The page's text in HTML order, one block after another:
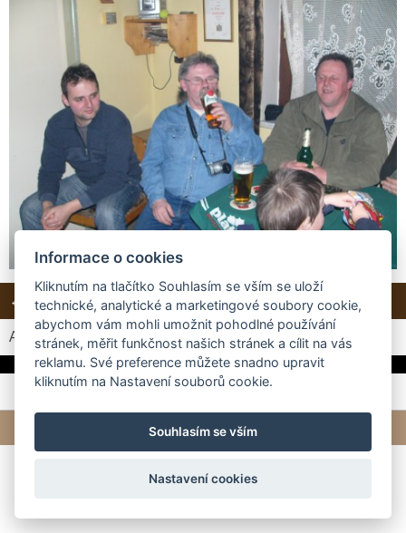
← Předchozí Další → Zpět do složky
Automatické procházení: 3| |5| | 7 (čas ve vteřinách)
© 2026 eStránky.cz | Tvorba webových stránek
Informace o cookies
Kliknutím na tlačítko Souhlasím se vším se uloží
technické, analytické a marketingové soubory cookie,
abychom vám mohli umožnit pohodlné používání
stránek, měřit funkčnost našich stránek a cílit na vás
reklamu. Své preference můžete snadno upravit
kliknutím na Nastavení souborů cookie.
Souhlasím se vším
Nastavení cookies